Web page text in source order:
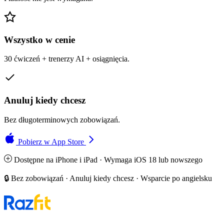
Wszystko w cenie
30 ćwiczeń + trenerzy AI + osiągnięcia.
Anuluj kiedy chcesz
Bez długoterminowych zobowiązań.
Pobierz w App Store
Dostępne na iPhone i iPad · Wymaga iOS 18 lub nowszego
🔒 Bez zobowiązań · Anuluj kiedy chcesz · Wsparcie po angielsku